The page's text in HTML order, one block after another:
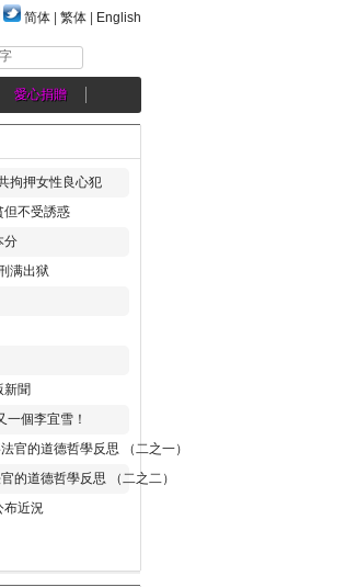
简体 繁体 English
愛心捐贈
拘押女性良心犯
但不受誘惑
分
满出狱
新聞
個李宜雪！
官的道德哲學反思 （二之一）
的道德哲學反思 （二之二）
布近況